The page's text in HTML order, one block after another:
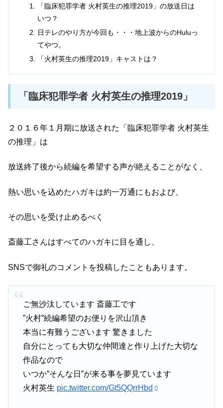
「臨床犯罪学者 火村英生の推理2019」の放送日は
いつ？
日テレのやり方が今回も・・・地上波からのHuluっ
てやつ。
「火村英生の推理2019」キャストは？
「臨床犯罪学者 火村英生の推理2019」
２０１６年１月期に放送された「臨床犯罪学者 火村英生
の推理」は
放送終了後から続編を希望する声が絶えることがなく、
熱い思いを込めたハガキは約一万通にもおよび、
その思いを受け止めるべく
斎藤工さんはすべてのハガキに目を通し、
SNSで御礼のコメントを投稿したこともあります。
ご無沙汰しています 斎藤工です
”火村”続編希望のお便りを沢山頂き
本当に有難うございます 驚きました
自分にとっても大切な仲間達と作り上げた大切な
作品なので
いつか”そんな日”が来る事を夢見ています
火村英生 pic.twitter.com/Gt5QQrrHbd